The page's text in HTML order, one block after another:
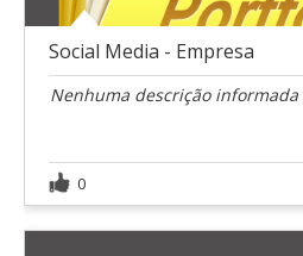
Social Media - Empresa
Nenhuma descrição informada
0